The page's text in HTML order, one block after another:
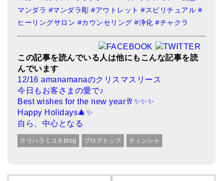
マンダラ #マンダラ彫 #アウトレット #スピリチュアル #
ヒーリングサロン #カウンセリング #浄化 #チャクラ
この記事を読んでいる人は他にもこんな記事を読
んでいます
12/16 amanamanaのクリスマスリース
今日もお客さまの愛で♪
Best wishes for the new year🥂✨✨✨
Happy Holidays🎄✨
自ら、中心となる
クリハラミユキblog ブログトップ ティンシャ